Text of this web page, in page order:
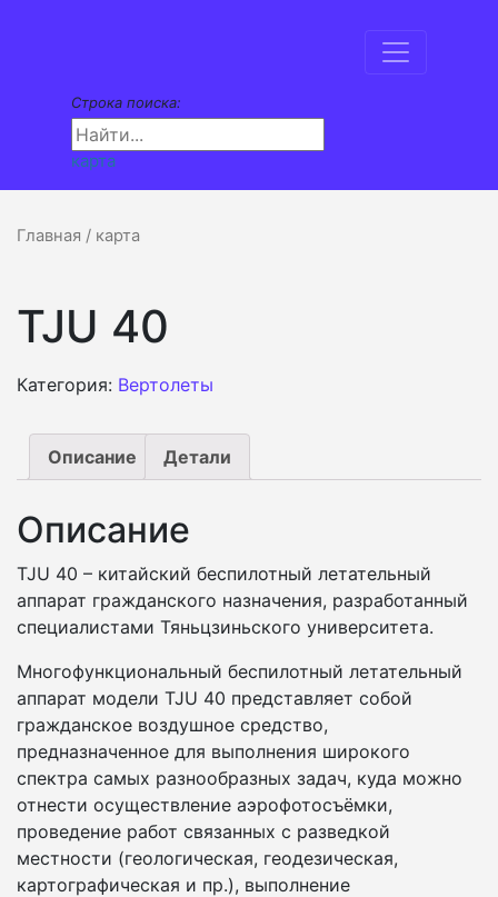
Строка поиска:
карта
Главная / карта
TJU 40
Категория: Вертолеты
Описание Детали
Описание
TJU 40 – китайский беспилотный летательный
аппарат гражданского назначения, разработанный
специалистами Тяньцзиньского университета.
Многофункциональный беспилотный летательный
аппарат модели TJU 40 представляет собой
гражданское воздушное средство,
предназначенное для выполнения широкого
спектра самых разнообразных задач, куда можно
отнести осуществление аэрофотосъёмки,
проведение работ связанных с разведкой
местности (геологическая, геодезическая,
картографическая и пр.), выполнение